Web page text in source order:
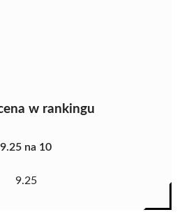
w rankingu
9.25 na 10
9.25